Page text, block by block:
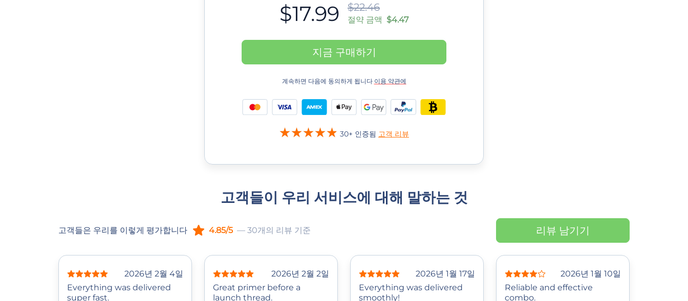
$17.99 $22.46
절약 금액 $4.47
지금 구매하기
계속하면 다음에 동의하게 됩니다 이용 약관에
30+ 인증됨 고객 리뷰
고객들이 우리 서비스에 대해 말하는 것
고객들은 우리를 이렇게 평가합니다 4.85/5 — 30개의 리뷰 기준 리뷰 남기기
2026년 2월 4일
Everything was delivered
super fast.
2026년 2월 2일
Great primer before a
launch thread.
2026년 1월 17일
Everything was delivered
smoothly!
2026년 1월 10일
Reliable and effective
combo.